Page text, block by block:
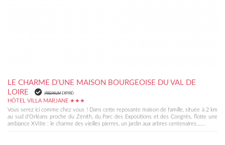
LE CHARME D’UNE MAISON BOURGEOISE DU VAL DE
LOIRE
(PREMIUMEXPIRÉ)
HÔTEL VILLA MARJANE ★★★
Vous serez ici comme chez vous ! Dans cette reposante maison de famille, située à 2 km
au sud d’Orléans proche du Zénith, du Parc des Expositions et des Congrès, flotte une
ambiance XVIIIe : le charme des vieilles pierres, un jardin aux arbres centenaires…...